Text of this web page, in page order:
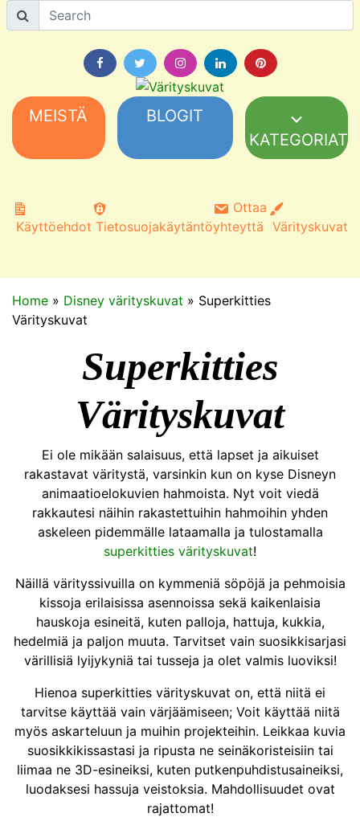
MEISTÄ
BLOGIT
KATEGORIAT
Käyttöehdot Tietosuojakäytäntö
Ottaa
yhteyttä Värityskuvat
Home » Disney värityskuvat » Superkitties
Värityskuvat
Superkitties
Värityskuvat
Ei ole mikään salaisuus, että lapset ja aikuiset
rakastavat väritystä, varsinkin kun on kyse Disneyn
animaatioelokuvien hahmoista. Nyt voit viedä
rakkautesi näihin rakastettuihin hahmoihin yhden
askeleen pidemmälle lataamalla ja tulostamalla
superkitties värityskuvat!
Näillä värityssivuilla on kymmeniä söpöjä ja pehmoisia
kissoja erilaisissa asennoissa sekä kaikenlaisia
hauskoja esineitä, kuten palloja, hattuja, kukkia,
hedelmiä ja paljon muuta. Tarvitset vain suosikkisarjasi
värillisiä lyijykyniä tai tusseja ja olet valmis luoviksi!
Hienoa superkitties värityskuvat on, että niitä ei
tarvitse käyttää vain värjäämiseen; Voit käyttää niitä
myös askarteluun ja muihin projekteihin. Leikkaa kuvia
suosikkikissastasi ja ripusta ne seinäkoristeisiin tai
liimaa ne 3D-esineiksi, kuten putkenpuhdistusaineiksi,
luodaksesi hassuja veistoksia. Mahdollisuudet ovat
rajattomat!